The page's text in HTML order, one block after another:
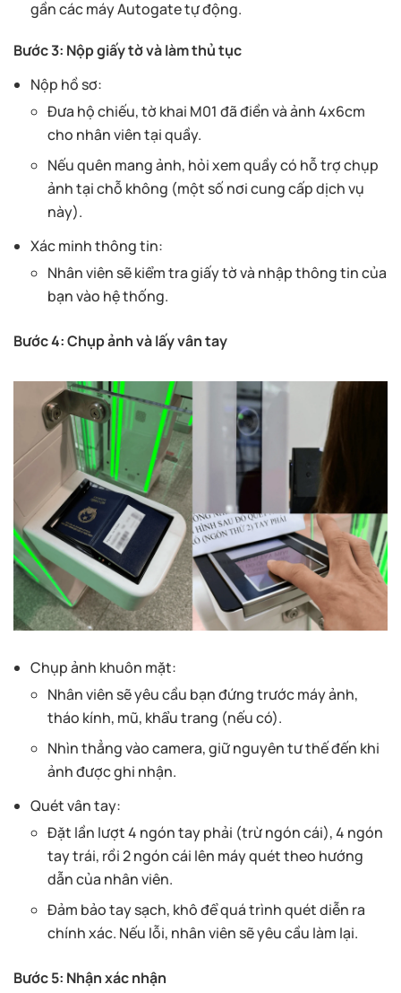
gần các máy Autogate tự động.
Bước 3: Nộp giấy tờ và làm thủ tục
Nộp hồ sơ:
Đưa hộ chiếu, tờ khai M01 đã điền và ảnh 4x6cm
cho nhân viên tại quầy.
Nếu quên mang ảnh, hỏi xem quầy có hỗ trợ chụp
ảnh tại chỗ không (một số nơi cung cấp dịch vụ
này).
Xác minh thông tin:
Nhân viên sẽ kiểm tra giấy tờ và nhập thông tin của
bạn vào hệ thống.
Bước 4: Chụp ảnh và lấy vân tay
Chụp ảnh khuôn mặt:
Nhân viên sẽ yêu cầu bạn đứng trước máy ảnh,
tháo kính, mũ, khẩu trang (nếu có).
Nhìn thẳng vào camera, giữ nguyên tư thế đến khi
ảnh được ghi nhận.
Quét vân tay:
Đặt lần lượt 4 ngón tay phải (trừ ngón cái), 4 ngón
tay trái, rồi 2 ngón cái lên máy quét theo hướng
dẫn của nhân viên.
Đảm bảo tay sạch, khô để quá trình quét diễn ra
chính xác. Nếu lỗi, nhân viên sẽ yêu cầu làm lại.
Bước 5: Nhận xác nhận